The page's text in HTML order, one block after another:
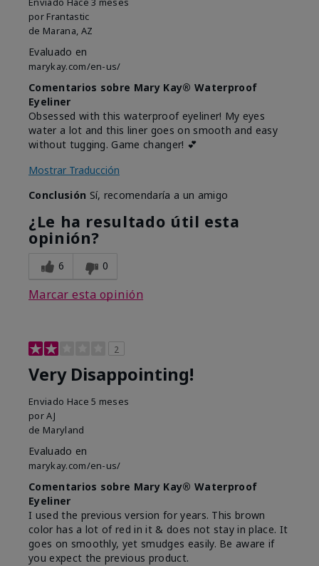
por Frantastic
de Marana, AZ
Evaluado en
marykay.com/en-us/
Comentarios sobre Mary Kay® Waterproof
Eyeliner
Obsessed with this waterproof eyeliner! My eyes
water a lot and this liner goes on smooth and easy
without tugging. Game changer! 💕
Mostrar Traducción
Conclusión Sí, recomendaría a un amigo
¿Le ha resultado útil esta
opinión?
6 0
Marcar esta opinión
2
Very Disappointing!
Enviado Hace 5 meses
porAJ
de Maryland
Evaluado en
marykay.com/en-us/
Comentarios sobre Mary Kay® Waterproof
Eyeliner
I used the previous version for years. This brown
color has a lot of red in it & does not stay in place. It
goes on smoothly, yet smudges easily. Be aware if
you expect the previous product.